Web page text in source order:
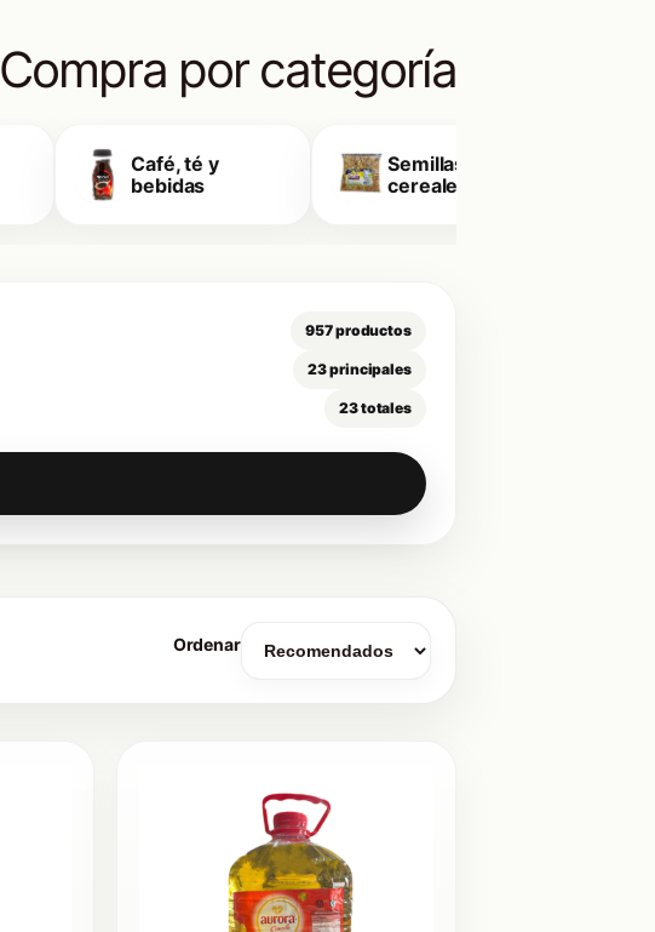
Compra por categoría
Café, té y
bebidas
Semillas y
cereales
957 productos
23 principales
23 totales
Ordenar